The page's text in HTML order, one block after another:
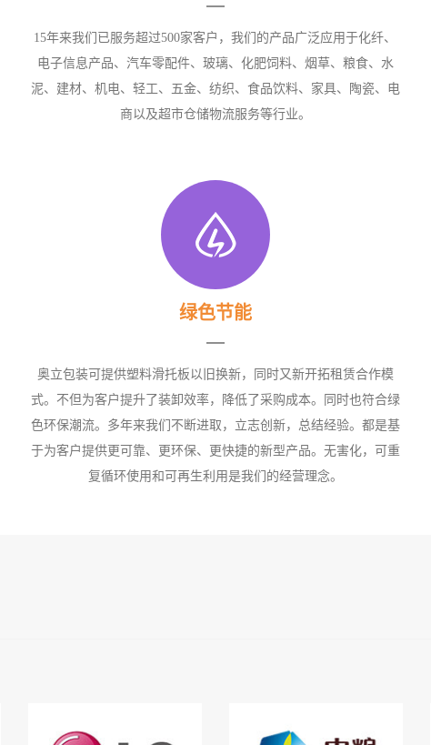
15年来我们已服务超过500家客户，我们的产品广泛应用于化纤、
电子信息产品、汽车零配件、玻璃、化肥饲料、烟草、粮食、水
泥、建材、机电、轻工、五金、纺织、食品饮料、家具、陶瓷、电
商以及超市仓储物流服务等行业。
绿色节能
奥立包装可提供塑料滑托板以旧换新，同时又新开拓租赁合作模
式。不但为客户提升了装卸效率，降低了采购成本。同时也符合绿
色环保潮流。多年来我们不断进取，立志创新，总结经验。都是基
于为客户提供更可靠、更环保、更快捷的新型产品。无害化，可重
复循环使用和可再生利用是我们的经营理念。